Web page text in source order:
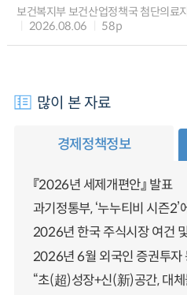
보건복지부 보건산업정책국 첨단의료
2026.08.06
58p
많이 본 자료
경제정책정보
『2026년 세제개편안』 발표
과기정통부, ‘누누티비 시즌2’
2026년 한국 주식시장 여건
2026년 6월 외국인 증권투자
“초(超)성장+신(新)공간, 대